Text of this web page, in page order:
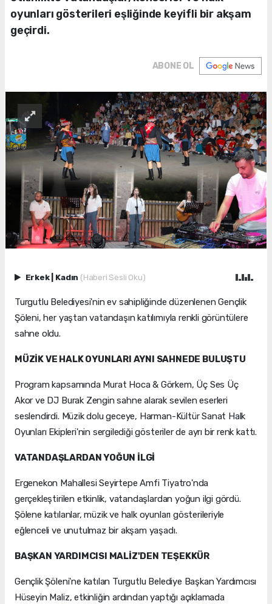
oyunları gösterileri eşliğinde keyifli bir akşam
geçirdi.
ABONE OL
Erkek Kadın (Haberi Sesli Oku)
Turgutlu Belediyesi'nin ev sahipliğinde düzenlenen Gençlik
Şöleni, her yaştan vatandaşın katılımıyla renkli görüntülere
sahne oldu.
MÜZİK VE HALK OYUNLARI AYNI SAHNEDE BULUŞTU
Program kapsamında Murat Hoca & Görkem, Üç Ses Üç
Akor ve DJ Burak Zengin sahne alarak sevilen eserleri
seslendirdi. Müzik dolu geceye, Harman-Kültür Sanat Halk
Oyunları Ekipleri'nin sergilediği gösteriler de ayrı bir renk kattı.
VATANDAŞLARDAN YOĞUN İLGİ
Ergenekon Mahallesi Seyirtepe Amfi Tiyatro'nda
gerçekleştirilen etkinlik, vatandaşlardan yoğun ilgi gördü.
Şölene katılanlar, müzik ve halk oyunları gösterileriyle
eğlenceli ve unutulmaz bir akşam yaşadı.
BAŞKAN YARDIMCISI MALİZ'DEN TEŞEKKÜR
Gençlik Şöleni'ne katılan Turgutlu Belediye Başkan Yardımcısı
Hüseyin Maliz, etkinliğin ardından yaptığı açıklamada